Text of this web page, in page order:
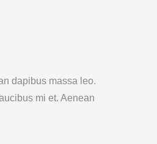
dapibus massa leo.
mi et. Aenean